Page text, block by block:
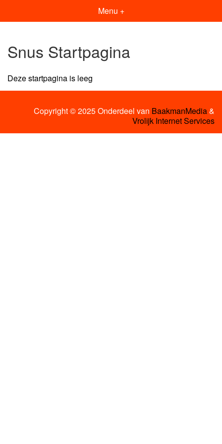
Menu +
Snus Startpagina
Deze startpagina is leeg
Copyright © 2025 Onderdeel van BaakmanMedia&
Vrolijk Internet Services